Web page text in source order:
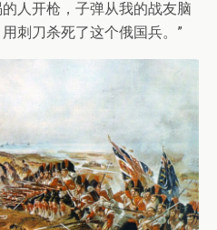
人开枪，子弹从我的战友脑
刺刀杀死了这个俄国兵。”